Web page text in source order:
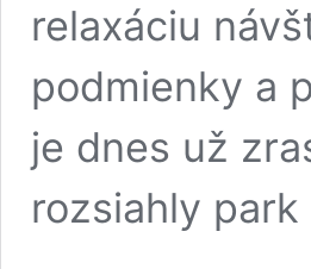
relaxáciu
podmienky a
je dnes už
rozsiahly